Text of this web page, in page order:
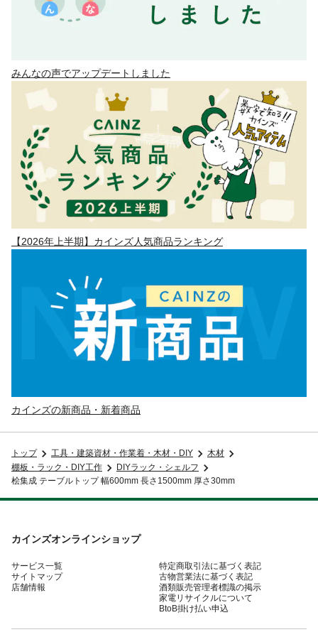
みんなの声でアップデートしました
【2026年上半期】カインズ人気商品ランキング
カインズの新商品・新着商品
トップ 工具・建築資材・作業着・木材・DIY
木材
棚板・ラック・DIY工作
DIYラック・シェルフ
桧集成 テーブルトップ 幅600mm 長さ1500mm 厚さ30mm
カインズオンラインショップ
サービス一覧
サイトマップ
店舗情報
特定商取引法に基づく表記
古物営業法に基づく表記
酒類販売管理者標識の掲示
家電リサイクルについて
BtoB掛け払い申込